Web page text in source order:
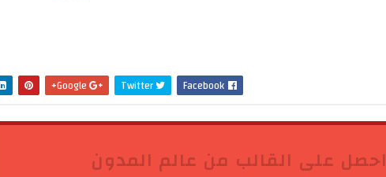
Facebook
Twitter
احصل على القالب من عالم المدون